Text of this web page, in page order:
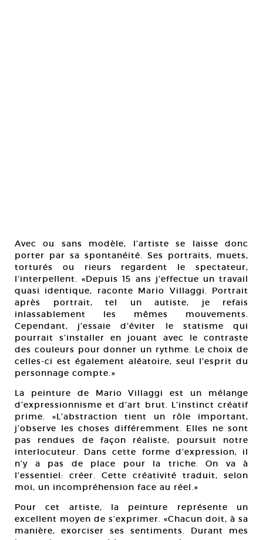
Avec ou sans modèle, l’artiste se laisse donc
porter par sa spontanéité. Ses portraits, muets,
torturés ou rieurs regardent le spectateur,
l’interpellent. «Depuis 15 ans j’effectue un travail
quasi identique, raconte Mario Villaggi. Portrait
après portrait, tel un autiste, je refais
inlassablement les mêmes mouvements.
Cependant, j’essaie d’éviter le statisme qui
pourrait s’installer en jouant avec le contraste
des couleurs pour donner un rythme. Le choix de
celles-ci est également aléatoire, seul l’esprit du
personnage compte.»
La peinture de Mario Villaggi est un mélange
d’expressionnisme et d’art brut. L’instinct créatif
prime. «L’abstraction tient un rôle important,
j’observe les choses différemment. Elles ne sont
pas rendues de façon réaliste, poursuit notre
interlocuteur. Dans cette forme d’expression, il
n’y a pas de place pour la triche. On va à
l’essentiel: créer. Cette créativité traduit, selon
moi, un incompréhension face au réel.»
Pour cet artiste, la peinture représente un
excellent moyen de s’exprimer. «Chacun doit, à sa
manière, exorciser ses sentiments. Durant mes